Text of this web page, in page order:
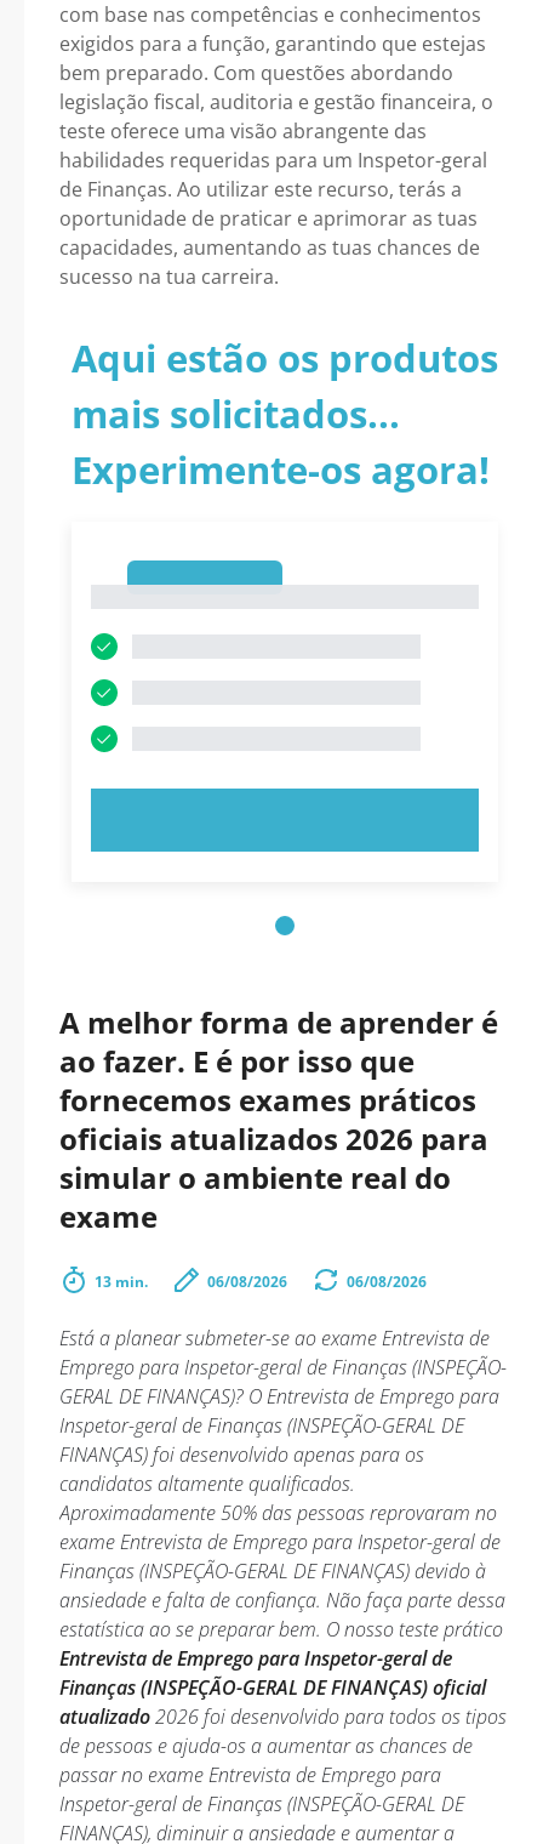
com base nas competências e conhecimentos
exigidos para a função, garantindo que estejas
bem preparado. Com questões abordando
legislação fiscal, auditoria e gestão financeira, o
teste oferece uma visão abrangente das
habilidades requeridas para um Inspetor-geral
de Finanças. Ao utilizar este recurso, terás a
oportunidade de praticar e aprimorar as tuas
capacidades, aumentando as tuas chances de
sucesso na tua carreira.
Aqui estão os produtos
mais solicitados...
Experimente-os agora!
A melhor forma de aprender é
ao fazer. E é por isso que
fornecemos exames práticos
oficiais atualizados 2026 para
simular o ambiente real do
exame
13 min. 06/08/2026 06/08/2026
Está a planear submeter-se ao exame Entrevista de
Emprego para Inspetor-geral de Finanças (INSPEÇÃO-
GERAL DE FINANÇAS)? O Entrevista de Emprego para
Inspetor-geral de Finanças (INSPEÇÃO-GERAL DE
FINANÇAS) foi desenvolvido apenas para os
candidatos altamente qualificados.
Aproximadamente 50% das pessoas reprovaram no
exame Entrevista de Emprego para Inspetor-geral de
Finanças (INSPEÇÃO-GERAL DE FINANÇAS) devido à
ansiedade e falta de confiança. Não faça parte dessa
estatística ao se preparar bem. O nosso teste prático
Entrevista de Emprego para Inspetor-geral de
Finanças (INSPEÇÃO-GERAL DE FINANÇAS) oficial
atualizado2026 foi desenvolvido para todos os tipos
de pessoas e ajuda-os a aumentar as chances de
passar no exame Entrevista de Emprego para
Inspetor-geral de Finanças (INSPEÇÃO-GERAL DE
FINANÇAS), diminuir a ansiedade e aumentar a